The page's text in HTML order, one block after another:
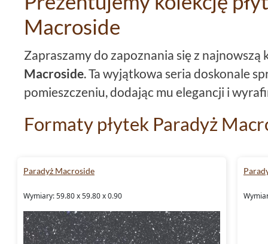
Macroside
Zapraszamy do zapoznania się z najnowszą
Macroside. Ta wyjątkowa seria doskonale
pomieszczeniu, dodając mu elegancji i
Formaty płytek Paradyż
ofercie znajdują się płytki
płytki
każdego wnętrza.
Paradyż Macroside
Wymiary: 59.80 x 59.80 x 0.90